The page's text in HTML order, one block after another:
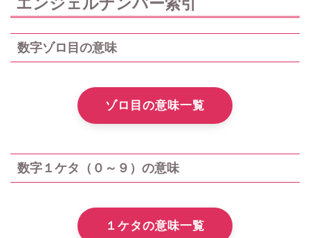
数字ゾロ目の意味
ゾロ目の意味一覧
数字１ケタ（０～９）の意味
１ケタの意味一覧